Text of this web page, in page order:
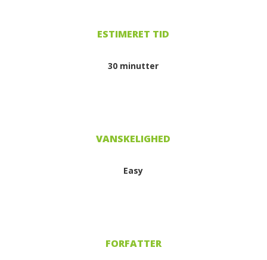
30 minutter
Easy